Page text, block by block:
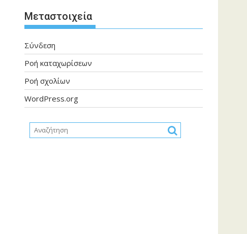
Μεταστοιχεία
Σύνδεση
Ροή καταχωρίσεων
Ροή σχολίων
WordPress.org